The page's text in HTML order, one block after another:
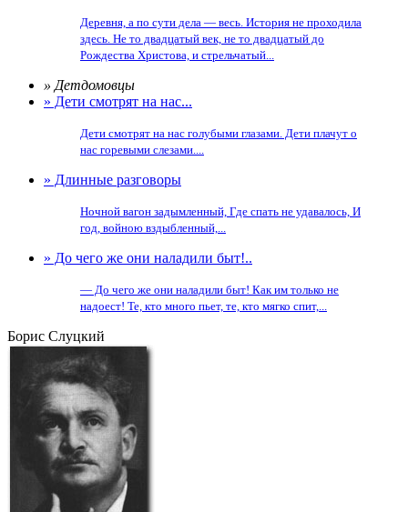
Деревня, а по сути дела — весь. История не проходила
здесь. Не то двадцатый век, не то двадцатый до
Рождества Христова, и стрельчатый...
» Детдомовцы
» Дети смотрят на нас...
Дети смотрят на нас голубыми глазами. Дети плачут о
нас горевыми слезами....
» Длинные разговоры
Ночной вагон задымленный, Где спать не удавалось, И
год, войною вздыбленный,...
» До чего же они наладили быт!..
— До чего же они наладили быт! Как им только не
надоест! Те, кто много пьет, те, кто мягко спит,...
Борис Слуцкий